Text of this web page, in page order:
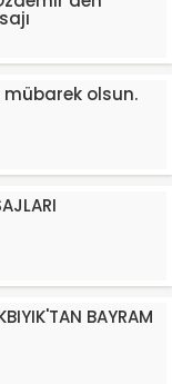
mübarek olsun.
BAYRAM